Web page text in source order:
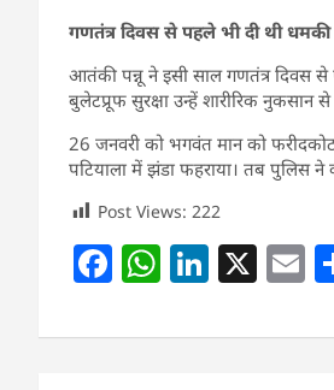
गणतंत्र दिवस से पहले भी दी थी धमकी
आतंकी पन्नू ने इसी साल गणतंत्र दिवस से
बुलेटप्रूफ सुरक्षा उन्हें शारीरिक नुकसान
26 जनवरी को भगवंत मान को
पटियाला में झंडा फहराया। तब पुलिस
Post Views: 222
F
c
W
at
Li
k
X E